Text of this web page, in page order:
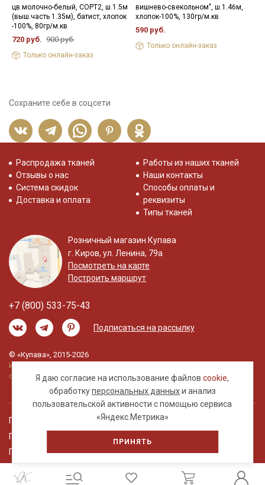
цв.молочно-белый, СОРТ2, ш.1.5м
(выш.часть 1.35м), батист, хлопок
-100%, 80гр/м.кв
720 руб. 900 руб.
Только онлайн-заказ
вишнево-свекольном", ш.1.46м,
хлопок-100%, 130гр/м.кв
590 руб.
Только онлайн-заказ
Сохраните себе в соцсети
Я даю согласие на использование файловcookie,
обработкуперсональных данныхи анализ
пользовательской активности с помощью сервиса
«Яндекс.Метрика»
ПРИНЯТЬ
Распродажа тканей
Отзывы о нас
Система скидок
Доставка и оплата
Работы из наших тканей
Наши контакты
Способы оплаты и
реквизиты
Типы тканей
Розничный магазин Купава
г. Киров, ул. Ленина, 79а
Посмотреть на карте
Построить маршрут
+7 (800) 533-75-43
Подписаться на рассылку
© «Купава», 2015-2026
Информация на сайте не является публичной
офертой.
Правовая информация
Политика обработки персональных данных
Пользовательское соглашение